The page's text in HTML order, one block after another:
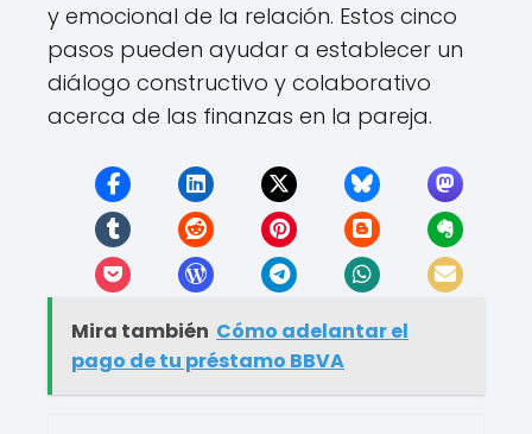
y emocional de la relación. Estos cinco
pasos pueden ayudar a establecer un
diálogo constructivo y colaborativo
acerca de las finanzas en la pareja.
Mira también Cómo adelantar el
pago de tu préstamo BBVA